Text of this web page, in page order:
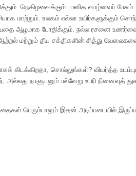
நெகிழவைக்கும். மனித வாழ்வைப்
மாற்றும். உலகம் எல்லா உயிர்களுக்கும்
ஆழமாக போதிக்கும். நல்ல ரசனை
மற்றும் தீய சக்திகளின் சித்து
கிடக்கிறதா, சொல்லுங்கள்? வியர்த்த
அல்லது நாளுடனும் பல்வேறு உபரி
பெரும்பாலும் இதன் அடிப்படையில்